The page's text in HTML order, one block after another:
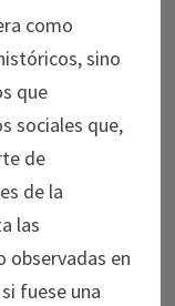
como
sino
que
sociales que,
de
de la
las
observadas en
fuese una